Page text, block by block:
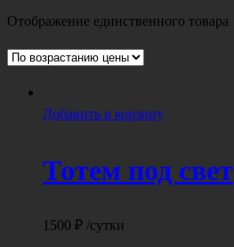
Отображение единственного товара
Добавить в корзину
Тотем под свет
1500 ₽ /сутки